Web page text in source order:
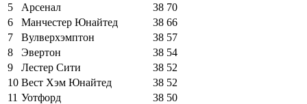
5
Арсенал 38 70
6
Манчестер Юнайтед 38 66
7
Вулверхэмптон 38 57
8
Эвертон 38 54
9
Лестер Сити 38 52
10 Вест Хэм Юнайтед 38 52
11 Уотфорд 38 50